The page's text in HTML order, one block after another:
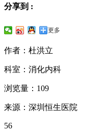
分享到 :
更多
作者：杜洪立
科室：消化内科
浏览量：109
来源：深圳恒生医院
56